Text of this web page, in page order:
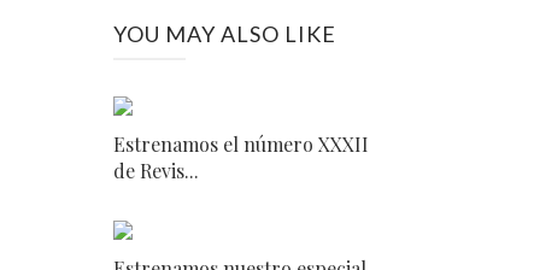
YOU MAY ALSO LIKE
Estrenamos el número XXXII
de Revis...